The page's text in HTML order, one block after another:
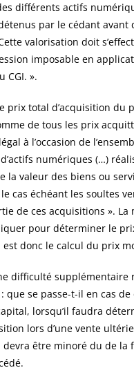
différents actifs
par le cédant avant
valorisation doit
imposable en
CGI. ».
prix total d’acquisition du
de tous les prix
à l’occasion de
numériques (…)
la valeur des biens ou
cas échéant les soultes
de ces acquisitions ». La
pour déterminer le
est donc le calcul du prix
difficulté supplémentaire
que se passe-t-il en cas de
lorsqu’il faudra
lors d’une vente
devra être minoré du de la